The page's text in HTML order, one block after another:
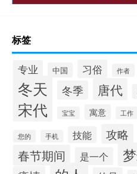
标签
专业 中国 习俗 作者
冬天 冬季 唐代
宋代 宝宝 寓意 工作
您的 手机 技能 攻略
春节期间 是一个